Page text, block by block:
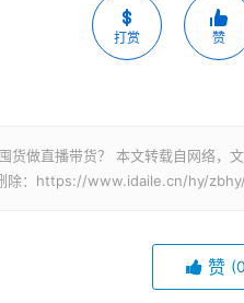
打赏 赞
货做直播带货？ 本文转载自网络，
除：https://www.idaile.cn/hy/
赞